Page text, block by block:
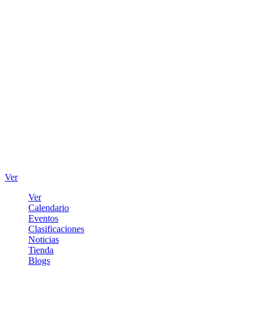
Ver
Ver
Calendario
Eventos
Clasificaciones
Noticias
Tienda
Blogs